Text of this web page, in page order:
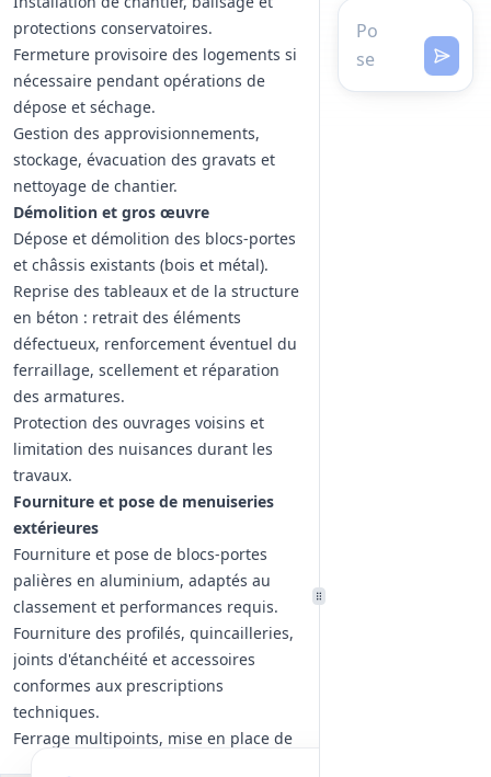
protections conservatoires.
Fermeture provisoire des logements si
nécessaire pendant opérations de
dépose et séchage.
Gestion des approvisionnements,
stockage, évacuation des gravats et
nettoyage de chantier.
Démolition et gros œuvre
Dépose et démolition des blocs-portes
et châssis existants (bois et métal).
Reprise des tableaux et de la structure
en béton : retrait des éléments
défectueux, renforcement éventuel du
ferraillage, scellement et réparation
des armatures.
Protection des ouvrages voisins et
limitation des nuisances durant les
travaux.
Fourniture et pose de menuiseries
extérieures
Fourniture et pose de blocs-portes
palières en aluminium, adaptés au
classement et performances requis.
Fourniture des profilés, quincailleries,
joints d'étanchéité et accessoires
conformes aux prescriptions
techniques.
Ferrage multipoints, mise en place de